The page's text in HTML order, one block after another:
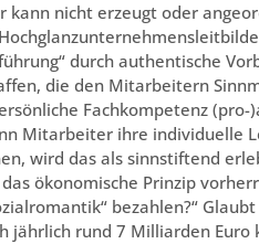
kann nicht erzeugt oder
durch authentische
die den Mitarbeitern
Fachkompetenz
Mitarbeiter ihre individuelle
wird das als sinnstiftend
ökonomische Prinzip
bezahlen?“
jährlich rund 7 Milliarden